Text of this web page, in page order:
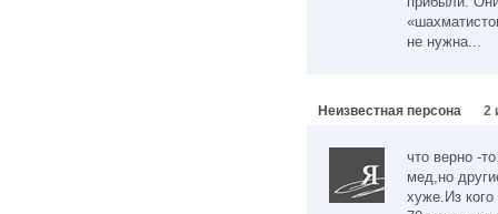
не нужна...
Неизвестная персона 2
что верно -
мед,но
хуже.Из